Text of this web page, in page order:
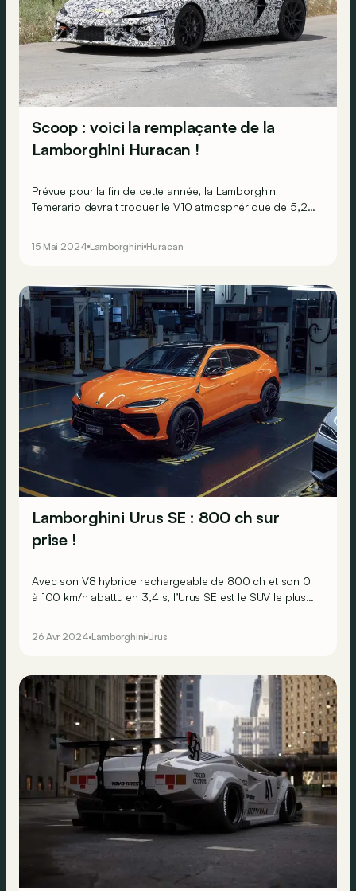
Scoop : voici la remplaçante de la
Lamborghini Huracan !
Prévue pour la fin de cette année, la Lamborghini
Temerario devrait troquer le V10 atmosphérique de 5,2
15 Mai 2024 Lamborghini Huracan
Lamborghini Urus SE : 800 ch sur
prise !
Avec son V8 hybride rechargeable de 800 ch et son 0
à 100 km/h abattu en 3,4 s, l’Urus SE est le SUV le plus
26 Avr 2024 Lamborghini Urus